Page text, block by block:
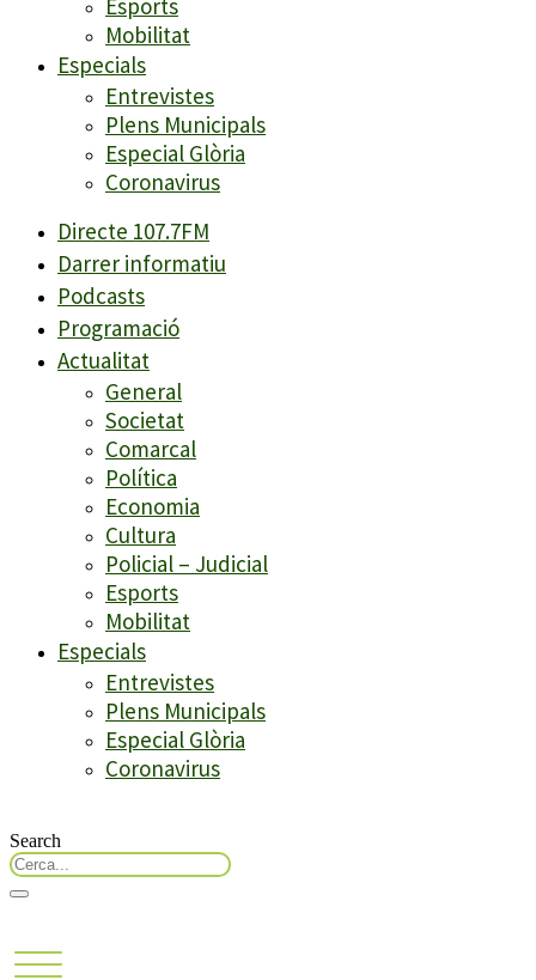
Esports
Mobilitat
Especials
Entrevistes
Plens Municipals
Especial Glòria
Coronavirus
Directe 107.7FM
Darrer informatiu
Podcasts
Programació
Actualitat
General
Societat
Comarcal
Política
Economia
Cultura
Policial – Judicial
Esports
Mobilitat
Especials
Entrevistes
Plens Municipals
Especial Glòria
Coronavirus
Search